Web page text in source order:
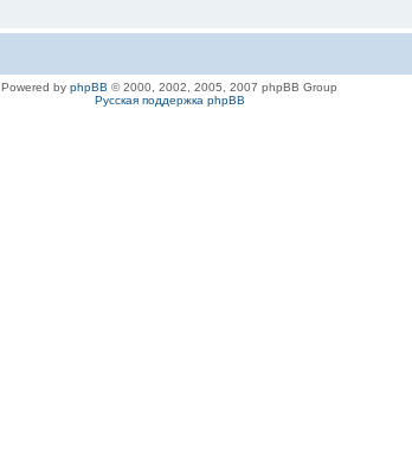
Powered by phpBB © 2000, 2002, 2005, 2007 phpBB Group
Русская поддержка phpBB